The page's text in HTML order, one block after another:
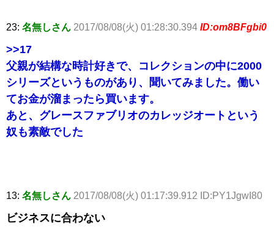
23: 名無しさん 2017/08/08(火) 01:28:30.394 ID:om8BFgbi0
>>17
父親が結構な時計好きで、コレクションの中に2000
シリーズというものがあり、聞いてみました。働い
てお金が溜まったら買います。
あと、グレースファブリオのカレッジオートという
奴も素敵でした
13: 名無しさん 2017/08/08(火) 01:17:39.912 ID:PY1JgwI80
ビジネスに合わない